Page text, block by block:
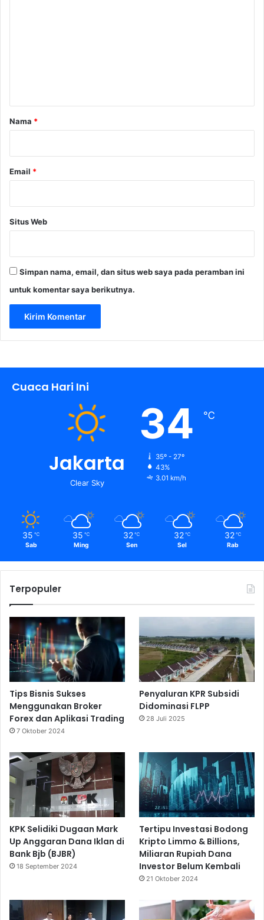
rNama *
Email *
Situs Web
Simpan nama, email, dan situs web saya pada peramban ini
untuk komentar saya berikutnya.
Cuaca Hari Ini
Jakarta
Clear Sky
34 ℃
35º - 27º
43%
3.01 km/h
35 ℃
Sab
35 ℃
Ming
32 ℃
Sen
32 ℃
Sel
32 ℃
Rab
Terpopuler
Tips Bisnis Sukses
Menggunakan Broker
Forex dan Aplikasi Trading
7 Oktober 2024
Penyaluran KPR Subsidi
Didominasi FLPP
28 Juli 2025
KPK Selidiki Dugaan Mark
Up Anggaran Dana Iklan di
Bank Bjb (BJBR)
18 September 2024
Tertipu Investasi Bodong
Kripto Limmo & Billions,
Miliaran Rupiah Dana
Investor Belum Kembali
21 Oktober 2024